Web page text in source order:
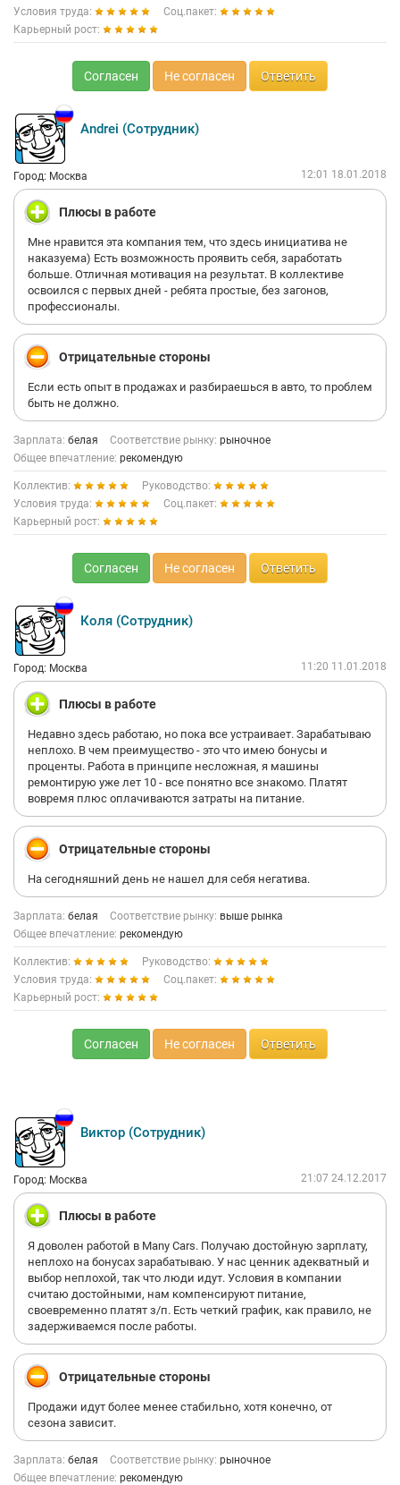
Условия труда:
Соц.пакет:
Карьерный рост:
Согласен Не согласен Ответить
Andrei (Сотрудник)
Город: Москва 12:01 18.01.2018
Плюсы в работе
Мне нравится эта компания тем, что здесь инициатива не
наказуема) Есть возможность проявить себя, заработать
больше. Отличная мотивация на результат. В коллективе
освоился с первых дней - ребята простые, без загонов,
профессионалы.
Отрицательные стороны
Если есть опыт в продажах и разбираешься в авто, то проблем
быть не должно.
Зарплата: белая Соответствие рынку: рыночное
Общее впечатление: рекомендую
Коллектив:
Руководство:
Условия труда:
Соц.пакет:
Карьерный рост:
Согласен Не согласен Ответить
Коля (Сотрудник)
Город: Москва 11:20 11.01.2018
Плюсы в работе
Недавно здесь работаю, но пока все устраивает. Зарабатываю
неплохо. В чем преимущество - это что имею бонусы и
проценты. Работа в принципе несложная, я машины
ремонтирую уже лет 10 - все понятно все знакомо. Платят
вовремя плюс оплачиваются затраты на питание.
Отрицательные стороны
На сегодняшний день не нашел для себя негатива.
Зарплата: белая Соответствие рынку: выше рынка
Общее впечатление: рекомендую
Коллектив:
Руководство:
Условия труда:
Соц.пакет:
Карьерный рост:
Согласен Не согласен Ответить
Виктор (Сотрудник)
Город: Москва 21:07 24.12.2017
Плюсы в работе
Я доволен работой в Many Cars. Получаю достойную зарплату,
неплохо на бонусах зарабатываю. У нас ценник адекватный и
выбор неплохой, так что люди идут. Условия в компании
считаю достойными, нам компенсируют питание,
своевременно платят з/п. Есть четкий график, как правило, не
задерживаемся после работы.
Отрицательные стороны
Продажи идут более менее стабильно, хотя конечно, от
сезона зависит.
Зарплата: белая Соответствие рынку: рыночное
Общее впечатление: рекомендую